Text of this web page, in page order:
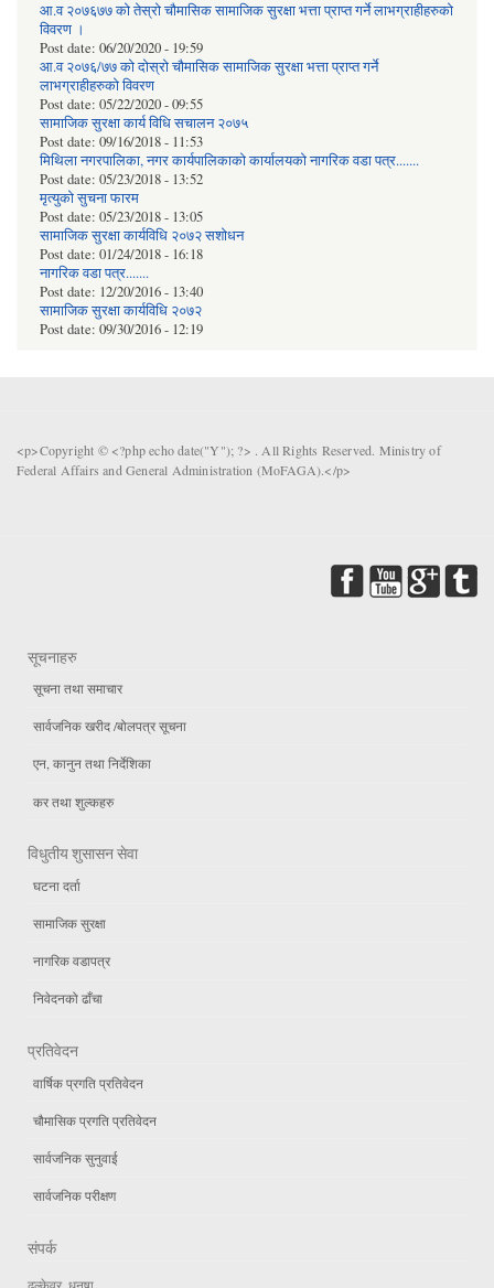
आ.व २०७६७७ को तेस्रो चौमासिक सामाजिक सुरक्षा भत्ता प्राप्त गर्ने लाभग्राहीहरुको
विवरण ।
Post date: 06/20/2020 - 19:59
आ.व २०७६/७७ को दोस्रो चौमासिक सामाजिक सुरक्षा भत्ता प्राप्त गर्ने
लाभग्राहीहरुको विवरण
Post date: 05/22/2020 - 09:55
सामाजिक सुरक्षा कार्य विधि स‌चालन २०७५
Post date: 09/16/2018 - 11:53
मिथिला नगरपालिका, नगर कार्यपालिकाको कार्यालयकाे नागरिक वडा पत्र.......
Post date: 05/23/2018 - 13:52
मृत्युको सुचना फारम
Post date: 05/23/2018 - 13:05
सामाजिक सुरक्षा कार्यविधि २०७२ स‌शाेधन
Post date: 01/24/2018 - 16:18
नागरिक वडा पत्र.......
Post date: 12/20/2016 - 13:40
सामाजिक सुरक्षा कार्यविधि २०७२
Post date: 09/30/2016 - 12:19
<p>Copyright © <?php echo date("Y"); ?> . All Rights Reserved. Ministry of
Federal Affairs and General Administration (MoFAGA).</p>
सूचनाहरु
सूचना तथा समाचार
सार्वजनिक खरीद /बोलपत्र सूचना
एन, कानुन तथा निर्देशिका
कर तथा शुल्कहरु
विधुतीय शुसासन सेवा
घटना दर्ता
सामाजिक सुरक्षा
नागरिक वडापत्र
निवेदनको ढाँचा
प्रतिवेदन
वार्षिक प्रगति प्रतिवेदन
चौमासिक प्रगति प्रतिवेदन
सार्वजनिक सुनुवाई
सार्वजनिक परीक्षण
संपर्क
ढल्केवर, धनुषा